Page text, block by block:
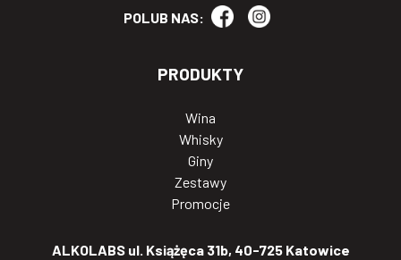
POLUB NAS:
PRODUKTY
Wina
Whisky
Giny
Zestawy
Promocje
ALKOLABS ul. Książęca 31b, 40-725 Katowice